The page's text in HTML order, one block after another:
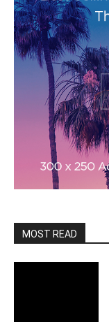
MOST READ